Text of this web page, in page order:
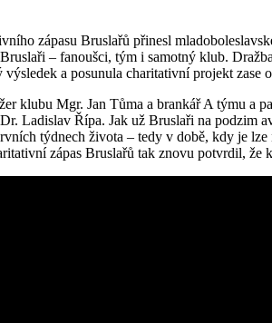
zápasu Bruslařů přinesl
– fanoušci, tým i samotný klub.
a posunula charitativní projekt zase
klubu Mgr. Jan Tůma a brankář A týmu
Ladislav Řípa. Jak už Bruslaři na
týdnech života – tedy v době, kdy je
zápas Bruslařů tak znovu potvrdil,